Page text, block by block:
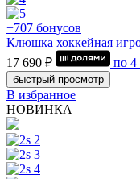
+707 бонусов
Клюшка хоккейная
17 690 ₽
по 4
быстрый просмотр
В избранное
НОВИНКА